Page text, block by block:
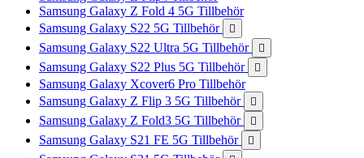
Samsung Galaxy Z Fold 4 5G Tillbehör
Samsung Galaxy S22 5G Tillbehör

Samsung Galaxy S22 Ultra 5G Tillbehör 
Samsung Galaxy S22 Plus 5G Tillbehör 
Samsung Galaxy Xcover6 Pro Tillbehör
Samsung Galaxy Z Flip 3 5G Tillbehör

Samsung Galaxy Z Fold3 5G Tillbehör 
Samsung Galaxy S21 FE 5G Tillbehör 